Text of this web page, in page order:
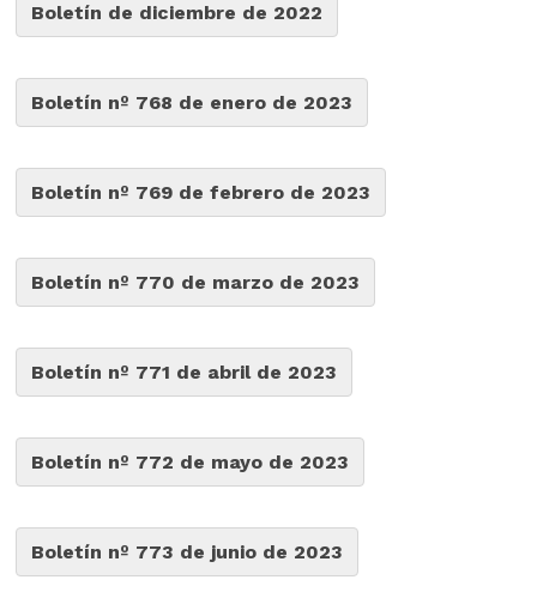
Boletín de diciembre de 2022
Boletín nº 768 de enero de 2023
Boletín nº 769 de febrero de 2023
Boletín nº 770 de marzo de 2023
Boletín nº 771 de abril de 2023
Boletín nº 772 de mayo de 2023
Boletín nº 773 de junio de 2023